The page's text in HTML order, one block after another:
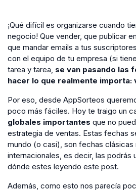
¡Qué difícil es organizarse cuando
negocio! Que vender, que publicar
que mandar emails a tus
con el equipo de tu empresa (si
tarea y tarea, se van pasando las
hacer lo que realmente importa:
Por eso, desde AppSorteos
poco más fáciles. Hoy te traigo un
globales importantes que no
estrategia de ventas. Estas fechas
mundo (o casi), son fechas clásicas
internacionales, es decir, las podrás
dónde estes leyendo este post.
Además, como esto nos parecía